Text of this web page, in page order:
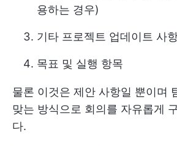
용하는 경우)
기타 프로젝트 업데이트 사
목표 및 실행 항목
물론 이것은 제안 사항일 뿐이며
맞는 방식으로 회의를 자유롭게
다.